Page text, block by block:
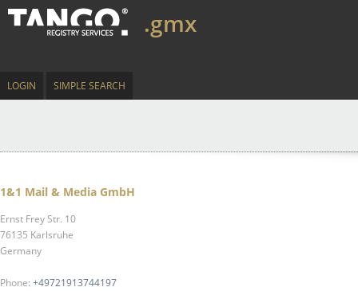
.gmx
LOGIN SIMPLE SEARCH
1&1 Mail & Media GmbH
Ernst Frey Str. 10
76135 Karlsruhe
Germany
Phone: +49721913744197